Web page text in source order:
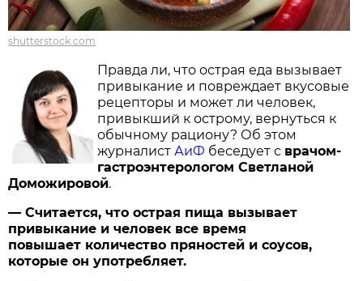
shutterstock.com
Правда ли, что острая еда вызывает
привыкание и повреждает вкусовые
рецепторы и может ли человек,
привыкший к острому, вернуться к
обычному рациону? Об этом
журналистАиФ беседует с врачом-
гастроэнтерологом Светланой
Доможировой.
— Считается, что острая пища вызывает
привыкание и человек все время
повышает количество пряностей и соусов,
которые он употребляет.